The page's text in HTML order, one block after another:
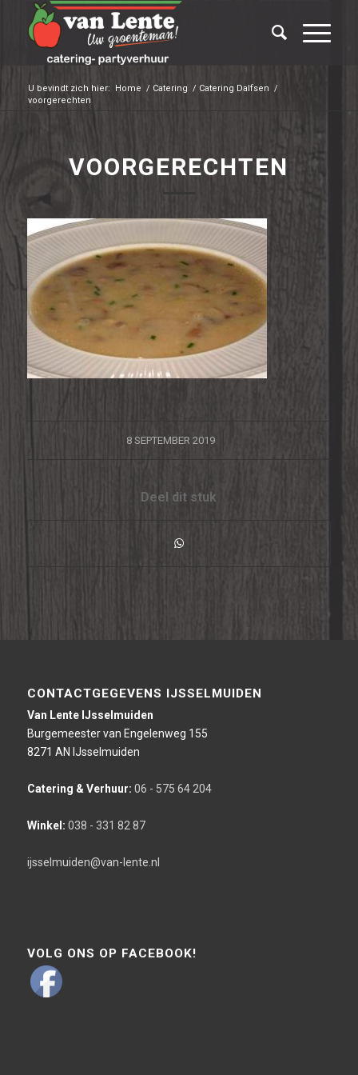
U bevindt zich hier: Home / Catering / Catering Dalfsen /
voorgerechten
VOORGERECHTEN
8 SEPTEMBER 2019
/
Deel dit stuk
CONTACTGEGEVENS IJSSELMUIDEN
Van Lente IJsselmuiden
Burgemeester van Engelenweg 155
8271 AN IJsselmuiden
Catering & Verhuur: 06 - 575 64 204
Winkel: 038 - 331 82 87
ijsselmuiden@van-lente.nl
VOLG ONS OP FACEBOOK!